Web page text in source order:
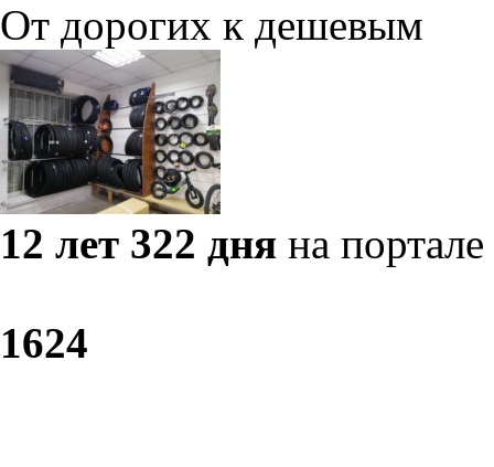
От дорогих к дешевым
12 лет 322 дня на портале
1624